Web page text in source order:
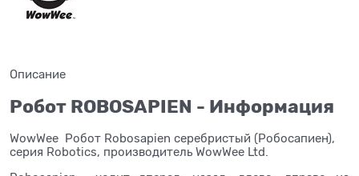
Описание
Робот ROBOSAPIEN - Информация
WowWee Робот Robosapien серебристый (Робосапиен),
серия Robotics, производитель WowWee Ltd.